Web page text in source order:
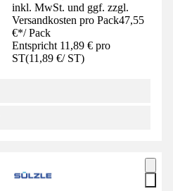
inkl. MwSt. und ggf. zzgl.
Versandkosten pro Pack47,55
€*/ Pack
Entspricht 11,89 € pro
ST(11,89 €/ ST)